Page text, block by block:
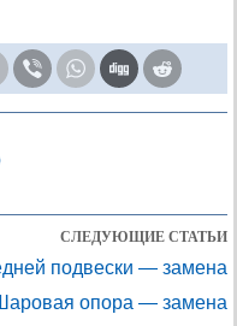
СЛЕДУЮЩИЕ СТАТЬИ
подвески — замена
опора — замена